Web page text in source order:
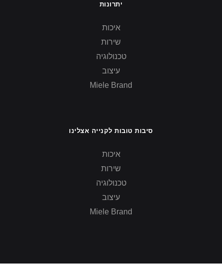
יתרונות
איכות
שירות
טכנולוגיה
עיצוב
Miele Brand
סיבות טובות לקנייה אצלינו
איכות
שירות
טכנולוגיה
עיצוב
Miele Brand